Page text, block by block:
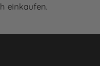
einkaufen.